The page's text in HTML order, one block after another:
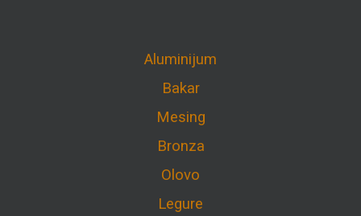
Aluminijum
Bakar
Mesing
Bronza
Olovo
Legure